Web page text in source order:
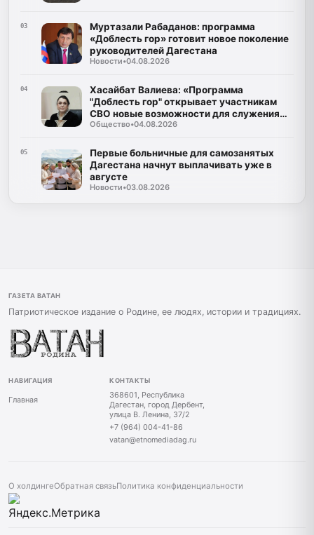
03
Муртазали Рабаданов: программа
«Доблесть гор» готовит новое поколение
руководителей Дагестана
Новости•04.08.2026
04
Хасайбат Валиева: «Программа
"Доблесть гор" открывает участникам
СВО новые возможности для служения
Дагестану»
Общество•04.08.2026
05
Первые больничные для самозанятых
Дагестана начнут выплачивать уже в
августе
Новости•03.08.2026
ГАЗЕТА ВАТАН
Патриотическое издание о Родине, ее людях, истории и традициях.
НАВИГАЦИЯ
Главная
КОНТАКТЫ
368601, Республика
Дагестан, город Дербент,
улица В. Ленина, 37/2
+7 (964) 004-41-86
vatan@etnomediadag.ru
О холдингеОбратная связьПолитика конфиденциальности